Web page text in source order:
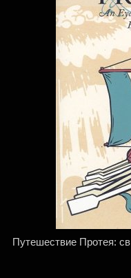
Путешествие Протея: